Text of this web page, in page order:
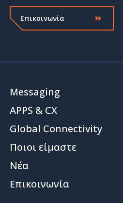
Επικοινωνία
Messaging
APPS & CX
Global Connectivity
Ποιοι είμαστε
Νέα
Επικοινωνία